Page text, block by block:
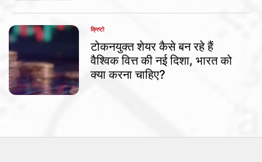
POSTED
IN
क्रिप्टो
टोकनयुक्त शेयर कैसे बन रहे हैं
वैश्विक वित्त की नई दिशा, भारत को
क्या करना चाहिए?